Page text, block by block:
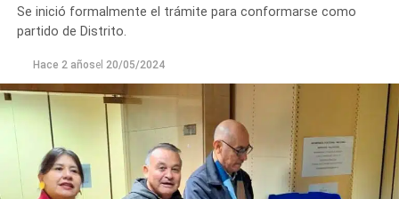
Se inició formalmente el trámite para conformarse como
partido de Distrito.
Hace 2 añosel 20/05/2024